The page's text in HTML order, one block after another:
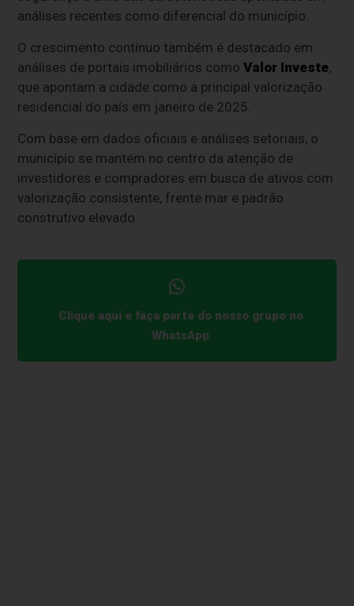
análises recentes como diferencial do município.
O crescimento contínuo também é destacado em
análises de portais imobiliários comoValor Investe,
que apontam a cidade como a principal valorização
residencial do país em janeiro de 2025.
Com base em dados oficiais e análises setoriais, o
município se mantém no centro da atenção de
investidores e compradores em busca de ativos com
valorização consistente, frente mar e padrão
construtivo elevado.
Clique aqui e faça parte do nosso grupo no
WhatsApp